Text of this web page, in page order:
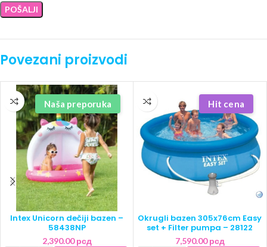
Povezani proizvodi
Naša preporuka
Intex Unicorn dečiji bazen –
58438NP
2,390.00рсд
Hit cena
Okrugli bazen 305x76cm Easy
set + Filter pumpa – 28122
7,590.00рсд